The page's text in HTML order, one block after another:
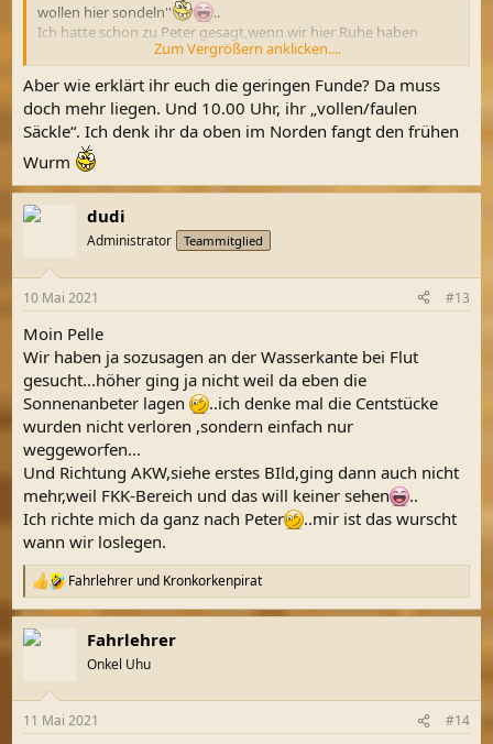
wollen hier sondeln''
..
Ich hatte schon zu Peter gesagt,wenn wir hier Ruhe haben
wollen müssen wir um 7 oder 8Uhr hier auftauchen..
Aber dann haben wir beide wohl Gesprächsbedarf bei den
Frauen
Beitrag automatisch zusammengeführt:10 Mai 2021
Sag Bescheid und ich suche dir eine schöne Ferienwohnung
...Alles kein Problem..
Zum Vergrößern anklicken....
Aber wie erklärt ihr euch die geringen Funde? Da muss
doch mehr liegen. Und 10.00 Uhr, ihr „vollen/faulen
Säckle“. Ich denk ihr da oben im Norden fangt den frühen
Wurm
dudi
Administrator Teammitglied
10 Mai 2021 #13
Moin Pelle
Wir haben ja sozusagen an der Wasserkante bei Flut
gesucht...höher ging ja nicht weil da eben die
Sonnenanbeter lagen
..ich denke mal die Centstücke
wurden nicht verloren ,sondern einfach nur
weggeworfen...
Und Richtung AKW,siehe erstes BIld,ging dann auch nicht
mehr,weil FKK-Bereich und das will keiner sehen
..
Ich richte mich da ganz nach Peter
..mir ist das wurscht
wann wir loslegen.
R
e
a
k
e
Fahrlehrer und Kronkorkenpirat
Fahrlehrer
Onkel Uhu
11 Mai 2021 #14